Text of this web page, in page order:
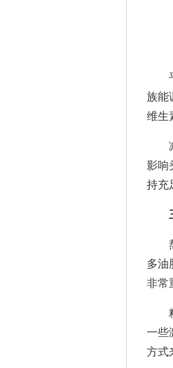
平
族能
维生
减
影响
持充
熬
多油
非常
精
一些
方式